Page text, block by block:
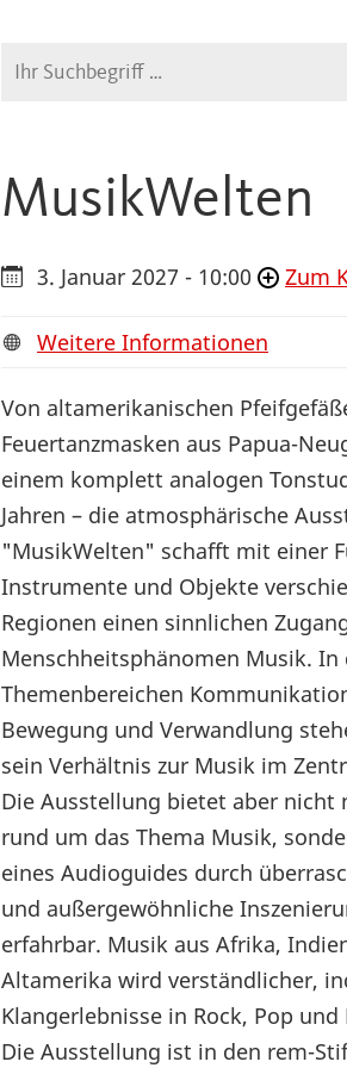
Suche
MusikWelten
3. Januar 2027 - 10:00 Zum
Weitere Informationen
Von altamerikanischen
Feuertanzmasken aus Papua-
einem komplett analogen
Jahren – die atmosphärische
"MusikWelten" schafft mit einer
Instrumente und Objekte
Regionen einen sinnlichen
Menschheitsphänomen Musik. In
Themenbereichen
Bewegung und Verwandlung
sein Verhältnis zur Musik im
Die Ausstellung bietet aber nicht
rund um das Thema Musik,
eines Audioguides durch
und außergewöhnliche
erfahrbar. Musik aus Afrika,
Altamerika wird verständlicher,
Klangerlebnisse in Rock, Pop
Die Ausstellung ist in den rem-